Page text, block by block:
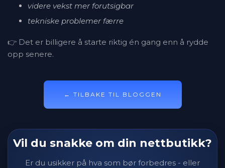
videre vekst mer forutsigbar
tekniske problemer færre
👉 Det er billigere å starte riktig én gang enn å rydde
opp senere.
← TILBAKE TIL BLOGGEN
Vil du snakke om din nettbutikk?
Er du usikker på hva som bør forbedres - eller